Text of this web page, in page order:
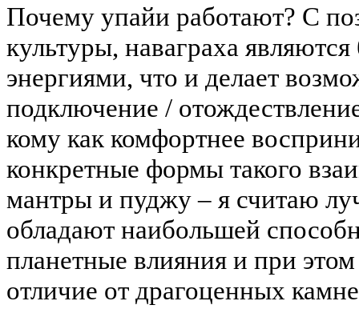
Почему упайи работают? С
культуры, наваграха
энергиями, что и делает
подключение /
кому как комфортнее
конкретные формы такого
мантры и пуджу – я считаю
обладают наибольшей
планетные влияния и при
отличие от драгоценных